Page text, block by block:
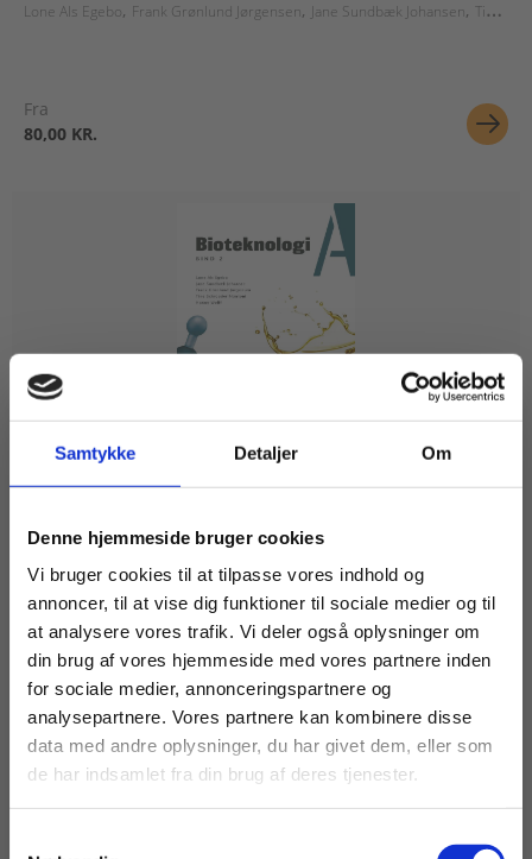
Samtykke Detaljer Om
Denne hjemmeside bruger cookies
Vi bruger cookies til at tilpasse vores indhold og
annoncer, til at vise dig funktioner til sociale medier og til
at analysere vores trafik. Vi deler også oplysninger om
din brug af vores hjemmeside med vores partnere inden
for sociale medier, annonceringspartnere og
analysepartnere. Vores partnere kan kombinere disse
data med andre oplysninger, du har givet dem, eller som
de har indsamlet fra din brug af deres tjenester.
Lone Als Egebo Frank Grønlund Jørgensen Jane Sundbæk Johansen Tine Schroeder Mantoni
Fra
80,00 KR.
eBog+
Bioteknologi A - Bind 2
Lone Als Egebo Frank Grønlund Jørgensen
Fra
95,00 KR.
Køb læremidler og find masterclasses mm.
Fortsæt som:
For privatkunder og
studerende. Du får
vist priser inkl.
For institutioner og
virksomheder. Du
får vist priser ekskl.